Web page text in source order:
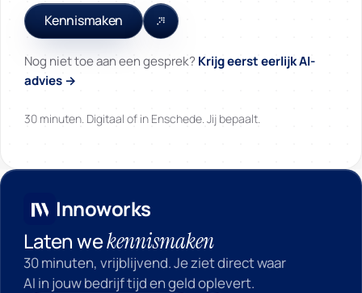
Kennismaken
Nog niet toe aan een gesprek? Krijg eerst eerlijk AI-
advies →
30 minuten. Digitaal of in Enschede. Jij bepaalt.
Innoworks
Innoworks
Laten wekennismaken
30 minuten, vrijblijvend. Je ziet direct waar
AI in jouw bedrijf tijd en geld oplevert.